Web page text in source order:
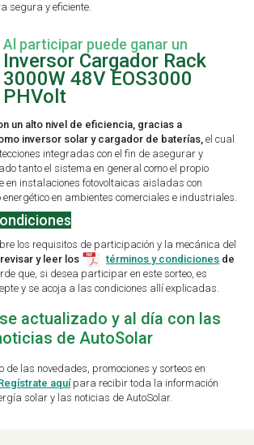
segura y eficiente.
Al participar puede ganar un
Inversor Cargador Rack
3000W 48V EOS3000
PHVolt
un alto nivel de eficiencia, gracias a
inversor solar y cargador de baterías, el cual
integradas con el fin de asegurar y
tanto el sistema en general como el propio
en instalaciones fotovoltaicas aisladas con
en ambientes comerciales e industriales.
los requisitos de participación y la mecánica del
y leer los términos y condiciones de
que, si desea participar en este sorteo, es
y se acoja a las condiciones allí explicadas.
actualizado y al día con las
de AutoSolar
de las novedades, promociones y sorteos en
aquí para recibir toda la información
solar y las noticias de AutoSolar.